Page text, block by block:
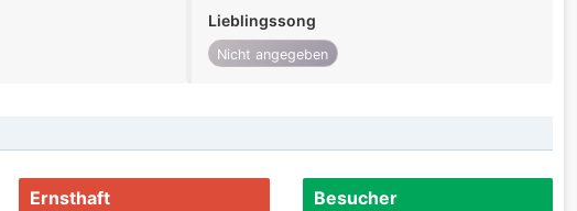
Lieblingssong
Nicht angegeben
Ernsthaft Besucher